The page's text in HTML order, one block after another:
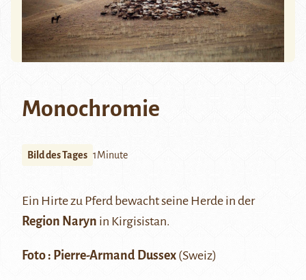
Monochromie
Bild des Tages 1Minute
Ein Hirte zu Pferd bewacht seine Herde in der
Region Naryn in Kirgisistan.
Foto : Pierre-Armand Dussex (Sweiz)